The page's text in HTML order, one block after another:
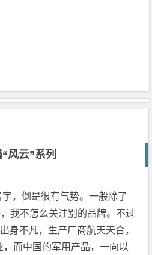
风云”系列
字，倒是很有气势。一般除了
我不怎么关注别的品牌。不过
身不凡，生产厂商航天天合，
而中国的军用产品，一向以